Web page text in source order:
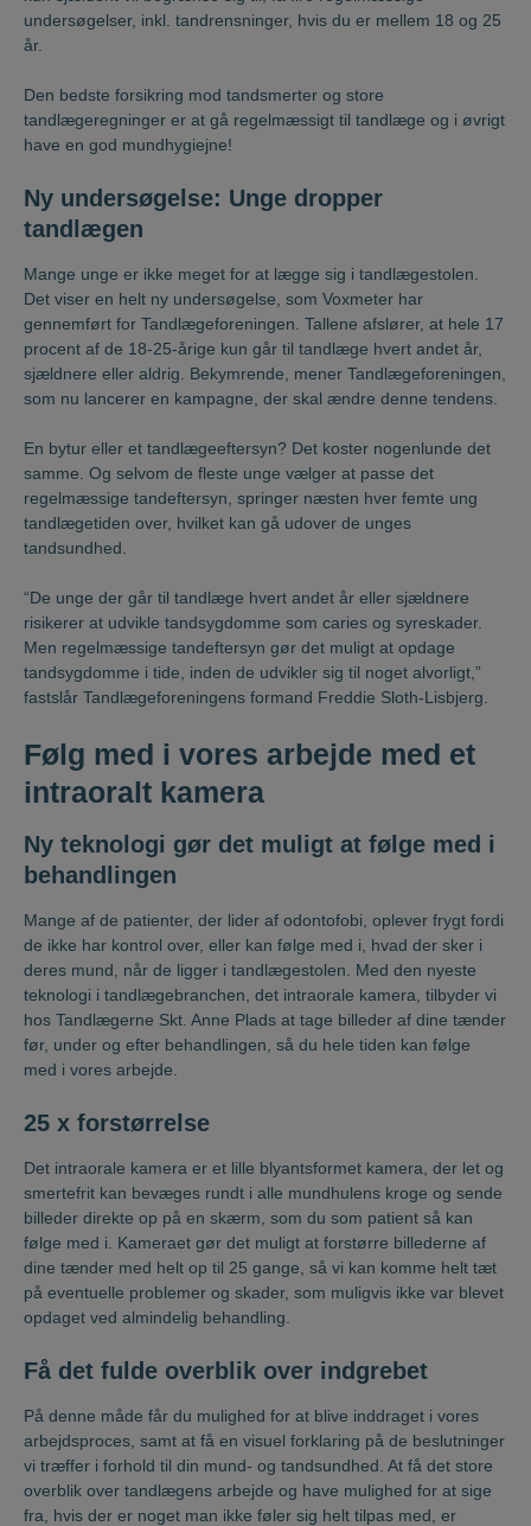
undersøgelser, inkl. tandrensninger, hvis du er mellem 18 og 25
år.
Den bedste forsikring mod tandsmerter og store
tandlægeregninger er at gå regelmæssigt til tandlæge og i øvrigt
have en god mundhygiejne!
Ny undersøgelse: Unge dropper
tandlægen
Mange unge er ikke meget for at lægge sig i tandlægestolen.
Det viser en helt ny undersøgelse, som Voxmeter har
gennemført for Tandlægeforeningen. Tallene afslører, at hele 17
procent af de 18-25-årige kun går til tandlæge hvert andet år,
sjældnere eller aldrig. Bekymrende, mener Tandlægeforeningen,
som nu lancerer en kampagne, der skal ændre denne tendens.
En bytur eller et tandlægeeftersyn? Det koster nogenlunde det
samme. Og selvom de fleste unge vælger at passe det
regelmæssige tandeftersyn, springer næsten hver femte ung
tandlægetiden over, hvilket kan gå udover de unges
tandsundhed.
“De unge der går til tandlæge hvert andet år eller sjældnere
risikerer at udvikle tandsygdomme som caries og syreskader.
Men regelmæssige tandeftersyn gør det muligt at opdage
tandsygdomme i tide, inden de udvikler sig til noget alvorligt,”
fastslår Tandlægeforeningens formand Freddie Sloth-Lisbjerg.
Følg med i vores arbejde med et
intraoralt kamera
Ny teknologi gør det muligt at følge med i
behandlingen
Mange af de patienter, der lider af odontofobi, oplever frygt fordi
de ikke har kontrol over, eller kan følge med i, hvad der sker i
deres mund, når de ligger i tandlægestolen. Med den nyeste
teknologi i tandlægebranchen, det intraorale kamera, tilbyder vi
hos Tandlægerne Skt. Anne Plads at tage billeder af dine tænder
før, under og efter behandlingen, så du hele tiden kan følge
med i vores arbejde.
25 x forstørrelse
Det intraorale kamera er et lille blyantsformet kamera, der let og
smertefrit kan bevæges rundt i alle mundhulens kroge og sende
billeder direkte op på en skærm, som du som patient så kan
følge med i. Kameraet gør det muligt at forstørre billederne af
dine tænder med helt op til 25 gange, så vi kan komme helt tæt
på eventuelle problemer og skader, som muligvis ikke var blevet
opdaget ved almindelig behandling.
Få det fulde overblik over indgrebet
På denne måde får du mulighed for at blive inddraget i vores
arbejdsproces, samt at få en visuel forklaring på de beslutninger
vi træffer i forhold til din mund- og tandsundhed. At få det store
overblik over tandlægens arbejde og have mulighed for at sige
fra, hvis der er noget man ikke føler sig helt tilpas med, er